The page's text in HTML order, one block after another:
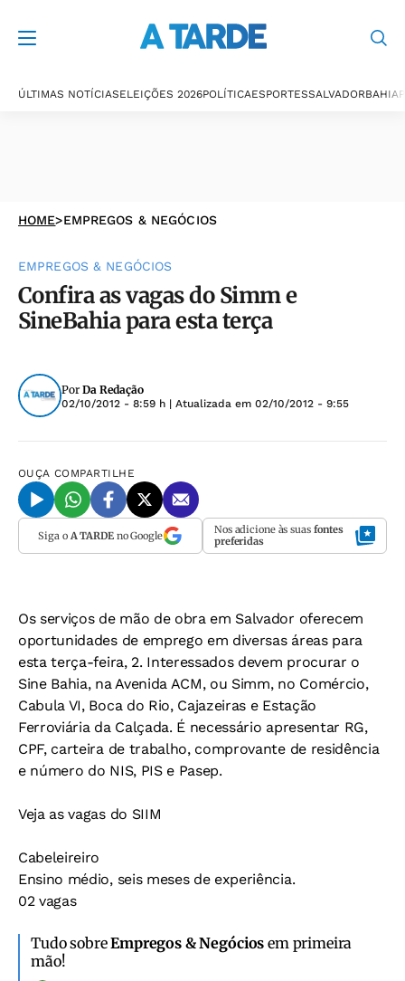
ÚLTIMAS NOTÍCIASELEIÇÕES 2026POLÍTICAESPORTESSALVADORBAHIA
HOME>EMPREGOS & NEGÓCIOS
EMPREGOS & NEGÓCIOS
Confira as vagas do Simm e
SineBahia para esta terça
Por Da Redação
02/10/2012 - 8:59 h | Atualizada em 02/10/2012 - 9:55
OUÇA COMPARTILHE
Siga o A TARDEno Google Nos adicione às suas fontes
preferidas
Os serviços de mão de obra em Salvador oferecem
oportunidades de emprego em diversas áreas para
esta terça-feira, 2. Interessados devem procurar o
Sine Bahia, na Avenida ACM, ou Simm, no Comércio,
Cabula VI, Boca do Rio, Cajazeiras e Estação
Ferroviária da Calçada. É necessário apresentar RG,
CPF, carteira de trabalho, comprovante de residência
e número do NIS, PIS e Pasep.
Veja as vagas do SIIM
Cabeleireiro
Ensino médio, seis meses de experiência.
02 vagas
Tudo sobreEmpregos & Negócios em primeira
mão!